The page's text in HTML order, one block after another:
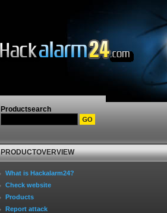
Productsearch
PRODUCTOVERVIEW
What is Hackalarm24?
Check website
Products
Report attack